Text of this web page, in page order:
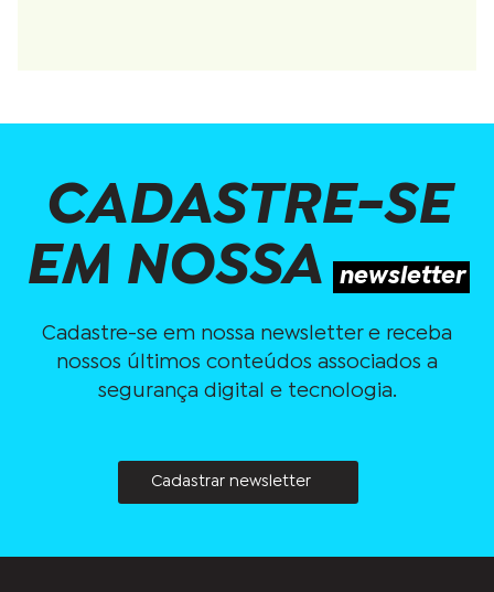
CADASTRE-SE
EM NOSSA newsletter
Cadastre-se em nossa newsletter e receba
nossos últimos conteúdos associados a
segurança digital e tecnologia.
Cadastrar newsletter